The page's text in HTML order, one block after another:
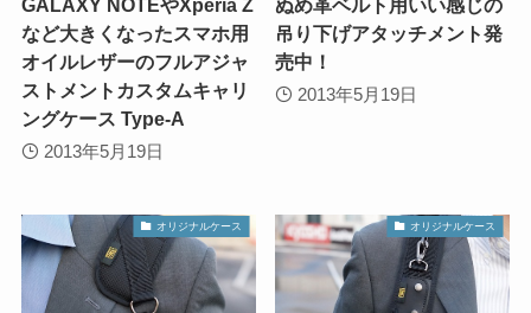
GALAXY NOTEやXperia Z
など大きくなったスマホ用
オイルレザーのフルアジャ
ストメントカスタムキャリ
ングケース Type-A
2013年5月19日
ぬめ革ベルト用いい感じの
吊り下げアタッチメント発
売中！
2013年5月19日
オリジナルケース オリジナルケース